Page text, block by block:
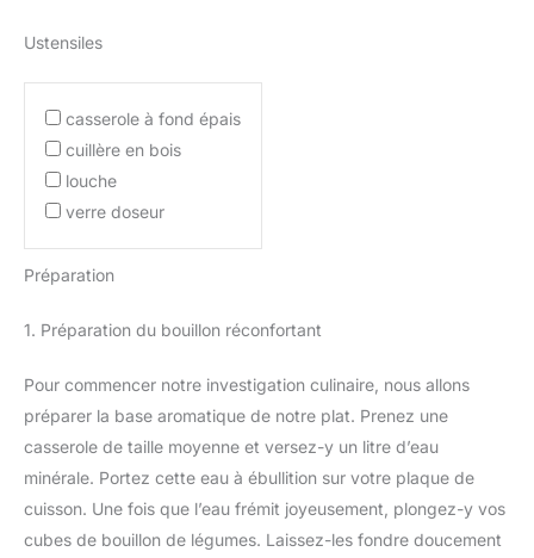
Ustensiles
casserole à fond épais
cuillère en bois
louche
verre doseur
Préparation
1. Préparation du bouillon réconfortant
Pour commencer notre investigation culinaire, nous allons
préparer la base aromatique de notre plat. Prenez une
casserole de taille moyenne et versez-y un litre d’eau
minérale. Portez cette eau à ébullition sur votre plaque de
cuisson. Une fois que l’eau frémit joyeusement, plongez-y vos
cubes de bouillon de légumes. Laissez-les fondre doucement